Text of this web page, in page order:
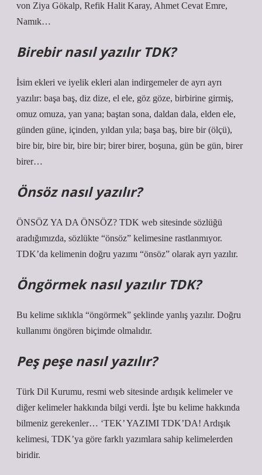
von Ziya Gökalp, Refik Halit Karay, Ahmet Cevat Emre,
Namık…
Birebir nasıl yazılır TDK?
İsim ekleri ve iyelik ekleri alan indirgemeler de ayrı ayrı
yazılır: başa baş, diz dize, el ele, göz göze, birbirine girmiş,
omuz omuza, yan yana; baştan sona, daldan dala, elden ele,
günden güne, içinden, yıldan yıla; başa baş, bire bir (ölçü),
bire bir, bire bir, bire bir; birer birer, boşuna, gün be gün, birer
birer…
Önsöz nasıl yazılır?
ÖNSÖZ YA DA ÖNSÖZ? TDK web sitesinde sözlüğü
aradığımızda, sözlükte “önsöz” kelimesine rastlanmıyor.
TDK’da kelimenin doğru yazımı “önsöz” olarak ayrı yazılır.
Öngörmek nasıl yazılır TDK?
Bu kelime sıklıkla “öngörmek” şeklinde yanlış yazılır. Doğru
kullanımı öngören biçimde olmalıdır.
Peş peşe nasıl yazılır?
Türk Dil Kurumu, resmi web sitesinde ardışık kelimeler ve
diğer kelimeler hakkında bilgi verdi. İşte bu kelime hakkında
bilmeniz gerekenler… ‘TEK’ YAZIMI TDK’DA! Ardışık
kelimesi, TDK’ya göre farklı yazımlara sahip kelimelerden
biridir.